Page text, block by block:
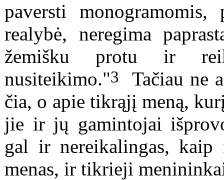
paversti
realybė, neregima
žemišku protu ir
nusiteikimo."3
Tačiau ne
čia, o apie tikrąjį meną,
jie ir jų gamintojai
gal ir nereikalingas, kaip
menas, ir tikrieji